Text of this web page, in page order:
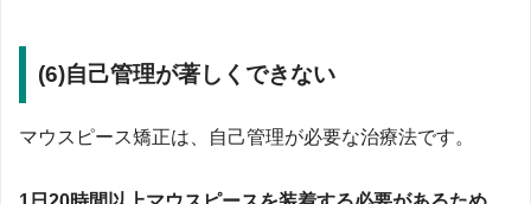
(6)自己管理が著しくできない
マウスピース矯正は、自己管理が必要な治療法です。